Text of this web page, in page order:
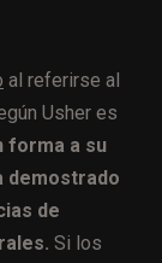
al referirse al
Usher es
forma a su
demostrado
de
Si los